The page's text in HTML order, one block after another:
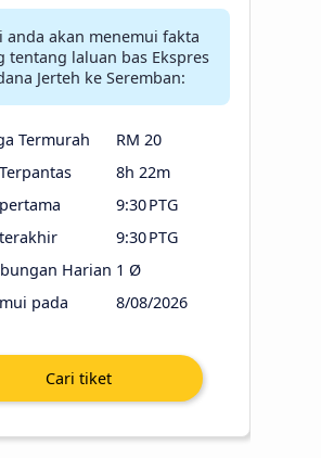
anda akan menemui fakta
tentang laluan bas Ekspres
Jerteh ke Seremban:
Termurah
RM 20
8h 22m
9:30 PTG
9:30 PTG
Harian 1 Ø
pada
8/08/2026